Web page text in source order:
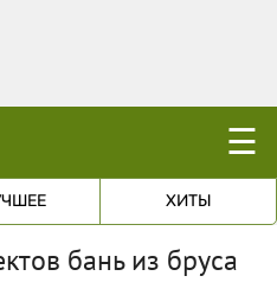
☰
ХИТЫ
бань из бруса